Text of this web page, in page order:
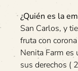
¿Quién es la
San Carlos, y
fruta con
Nenita Farm es
sus derechos (